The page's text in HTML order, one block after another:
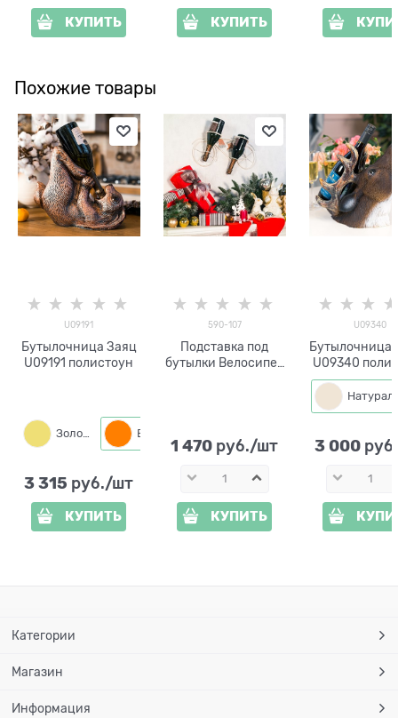
КУПИТЬ КУПИТЬ
Похожие товары
U09191
Бутылочница Заяц
U09191 полистоун
Золото
3 315 руб./шт
КУПИТЬ
590-107
Подставка под
бутылки Велосипед
1 470 руб./шт
КУПИТЬ
U09340
Бутылочница
U09340
3 000
Категории
Магазин
Информация